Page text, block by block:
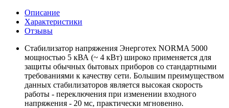
Описание
Характеристики
Отзывы
Стабилизатор напряжения Энерготех NORMA 5000
мощностью 5 кВА (~ 4 кВт) широко применяется для
защиты обычных бытовых приборов со стандартными
требованиями к качеству сети. Большим преимуществом
данных стабилизаторов является высокая скорость
работы - переключения при изменении входного
напряжения - 20 мс, практически мгновенно.